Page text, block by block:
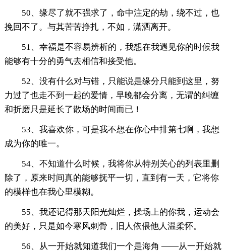
50、缘尽了就不强求了，命中注定的劫，绕不过，也
挽回不了。与其苦苦挣扎，不如，潇洒离开。
51、幸福是不容易辨析的，我想在我遇见你的时候我
能够有十分的勇气去相信和接受他。
52、没有什么对与错，只能说是缘分只能到这里，努
力过了也走不到一起的爱情，早晚都会分离，无谓的纠缠
和折磨只是延长了散场的时间而已！
53、我喜欢你，可是我不想在你心中排第七啊，我想
成为你的唯一。
54、不知道什么时候，我将你从特别关心的列表里删
除了，原来时间真的能够抚平一切，直到有一天，它将你
的模样也在我心里模糊。
55、我还记得那天阳光灿烂，操场上的你我，运动会
的美好，只是如今寒风刺骨，旧人依偎他人温柔怀。
56、从一开始就知道我们一个是海角 ——从一开始就